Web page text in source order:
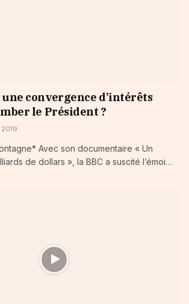
une convergence d’intérêts
le Président ?
Avec son documentaire « Un
de dollars », la BBC a suscité l’émoi…